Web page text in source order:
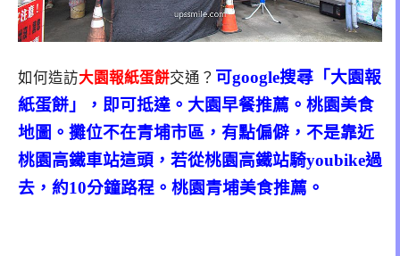
如何造訪大園報紙蛋餅交通？ 可google搜尋「大園報
紙蛋餅」，即可抵達。大園早餐推薦。桃園美食
地圖。攤位不在青埔市區，有點偏僻，不是靠近
桃園高鐵車站這頭，若從桃園高鐵站騎youbike過
去，約10分鐘路程。桃園青埔美食推薦。